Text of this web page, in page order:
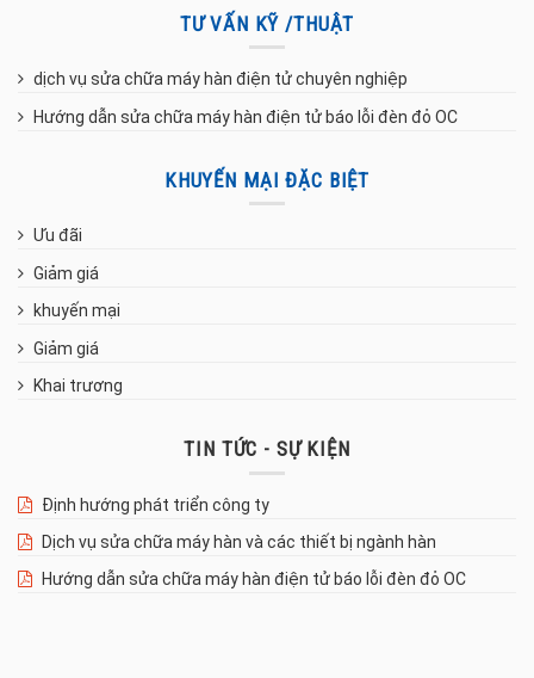
TƯ VẤN KỸ /THUẬT
dịch vụ sửa chữa máy hàn điện tử chuyên nghiệp
Hướng dẫn sửa chữa máy hàn điện tử báo lỗi đèn đỏ OC
KHUYẾN MẠI ĐẶC BIỆT
Ưu đãi
Giảm giá
khuyến mại
Giảm giá
Khai trương
TIN TỨC - SỰ KIỆN
Định hướng phát triển công ty
Dịch vụ sửa chữa máy hàn và các thiết bị ngành hàn
Hướng dẫn sửa chữa máy hàn điện tử báo lỗi đèn đỏ OC